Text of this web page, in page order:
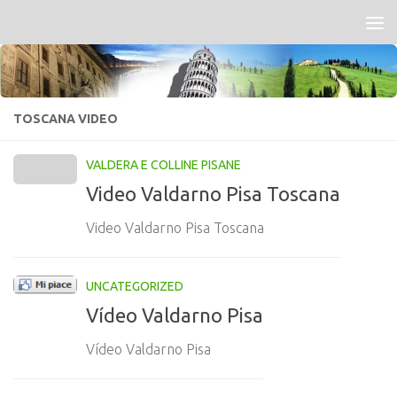
TOSCANA VIDEO
VALDERA E COLLINE PISANE
Video Valdarno Pisa Toscana
Video Valdarno Pisa Toscana
UNCATEGORIZED
Vídeo Valdarno Pisa
Vídeo Valdarno Pisa